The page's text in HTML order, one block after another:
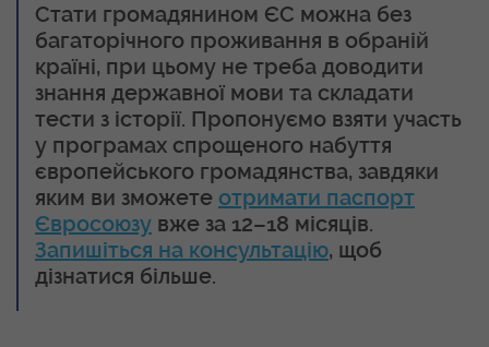
Стати громадянином ЄС можна без
багаторічного проживання в обраній
країні, при цьому не треба доводити
знання державної мови та складати
тести з історії. Пропонуємо взяти участь
у програмах спрощеного набуття
європейського громадянства, завдяки
яким ви зможете отримати паспорт
Євросоюзу вже за 12–18 місяців.
Запишіться на консультацію, щоб
дізнатися більше.